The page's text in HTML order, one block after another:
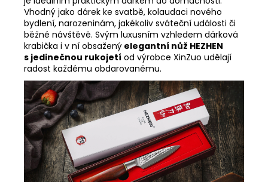
Vhodný jako dárek ke svatbě, kolaudaci nového
bydlení, narozeninám, jakékoliv sváteční události či
běžné návštěvě. Svým luxusním vzhledem dárková
krabička i v ní obsažený elegantní nůž HEZHEN
s jedinečnou rukojetí od výrobce XinZuo udělají
radost každému obdarovanému.